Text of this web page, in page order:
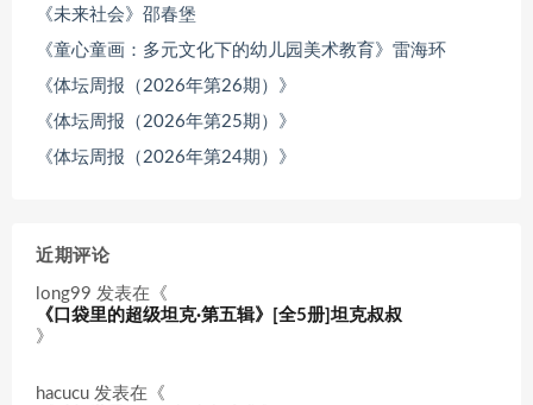
《未来社会》邵春堡
《童心童画：多元文化下的幼儿园美术教育》雷海环
《体坛周报（2026年第26期）》
《体坛周报（2026年第25期）》
《体坛周报（2026年第24期）》
近期评论
long99 发表在《
《口袋里的超级坦克·第五辑》[全5册]坦克叔叔
》
hacucu 发表在《